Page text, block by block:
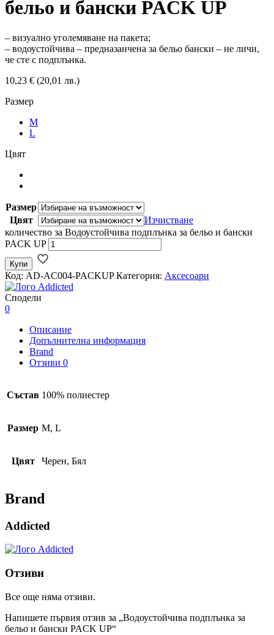
бельо и бански PACK UP
– визуално уголемяване на пакета;
– водоустойчива – предназанчена за бельо бански – не личи,
че сте с подплънка.
10,23 € (20,01 лв.)
Размер
M
L
Цвят
Размер
Цвят
Изчистване
количество за Водоустойчива подплънка за бельо и бански
PACK UP
Купи
Код: AD-AC004-PACKUP Категория: Аксесоари
Сподели
0
Описание
Допълнителна информация
Brand
Отзиви 0
Състав 100% полиестер
Размер M, L
Цвят Черен, Бял
Brand
Addicted
Отзиви
Все още няма отзиви.
Напишете първия отзив за „Водоустойчива подплънка за
бельо и бански PACK UP“